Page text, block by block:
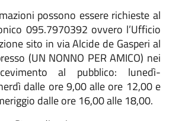
possono essere richieste al
095.7970392 ovvero l’Ufficio
sito in via Alcide de Gasperi al
(UN NONNO PER AMICO) nei
al pubblico: lunedì-
dalle ore 9,00 alle ore 12,00 e
dalle ore 16,00 alle 18,00.